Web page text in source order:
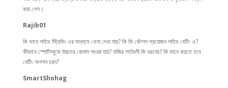
করা গেল।
Rajib01
কি ভাবে লাইভ স্ট্রিমিং এর মাধ্যমে খেলা দেখা যায়? কি কি কৌশল প্রয়োজন লাইভ বেটিং এ?
কীভাবে স্পোর্টসবুকে উচ্চতর বোনাস পাওয়া যায়? বাজির শর্তাবলী কি ধরনের? কি ভাবে করতে হবে
বেটিং অপশন চয়ন?
SmartShohag